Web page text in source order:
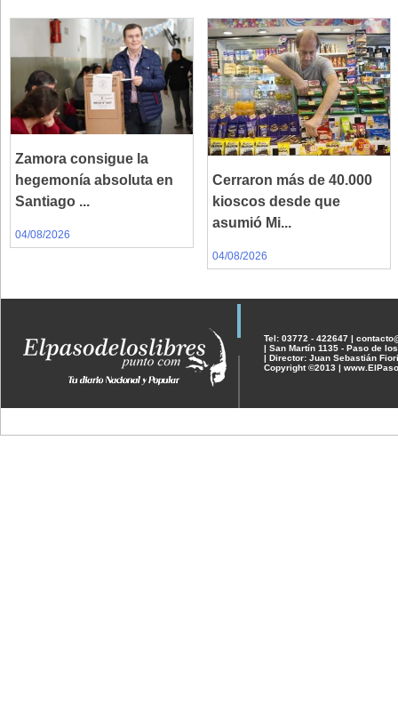
Zamora consigue la
hegemonía absoluta en
Santiago ...
04/08/2026
Cerraron más de 40.000
kioscos desde que
asumió Mi...
04/08/2026
Tel: 03772 - 422647 |
| San Martín 1135 - Paso de
| Director: Juan Sebastián Fiori
Copyright ©2013 |